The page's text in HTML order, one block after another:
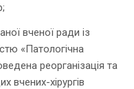
вченої ради із
«Патологічна
реорганізація та
вчених-хірургів